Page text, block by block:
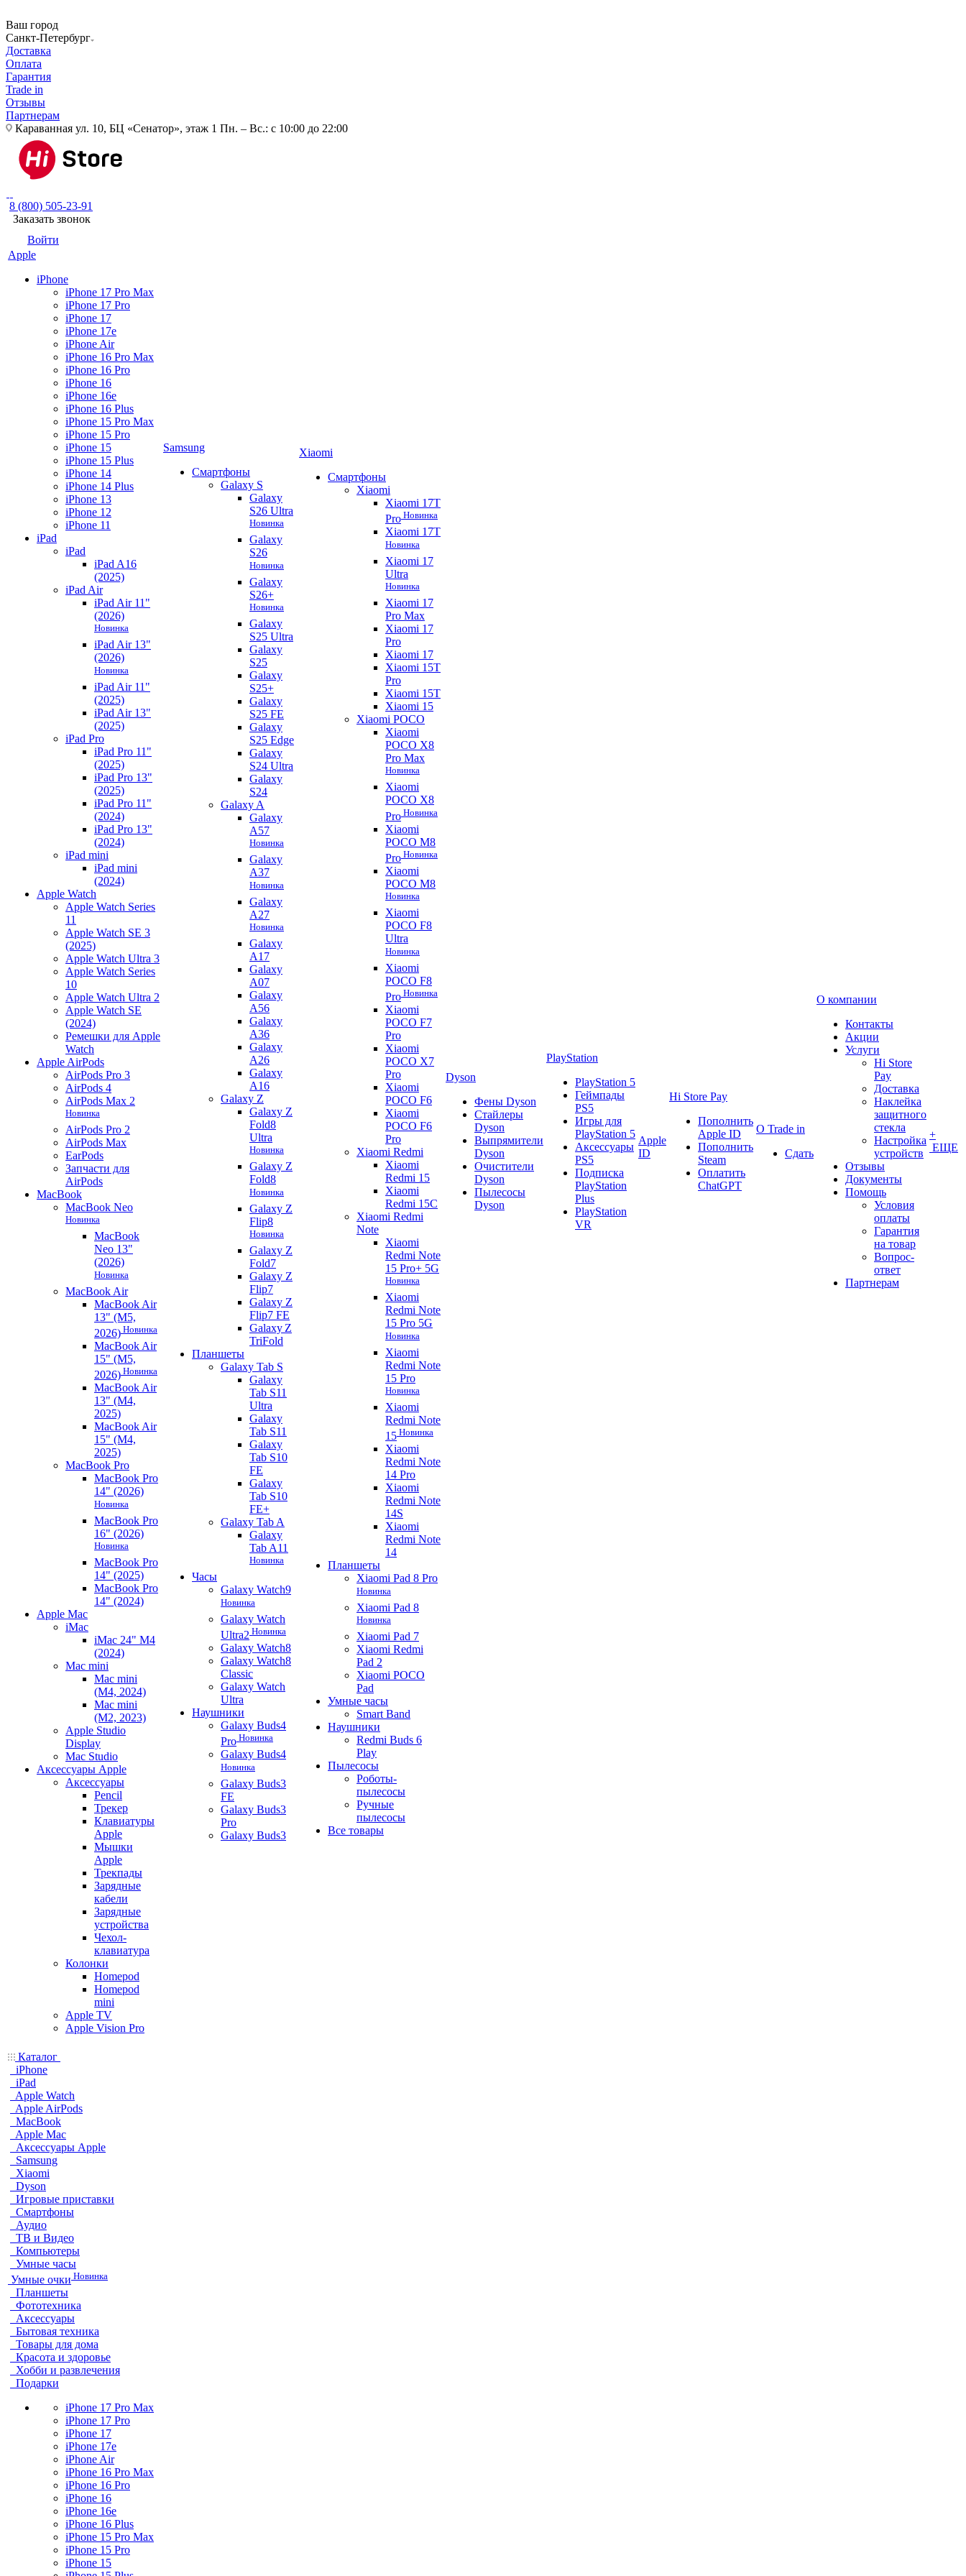
Ваш город
Санкт-Петербург
Доставка
Оплата
Гарантия
Trade in
Отзывы
Партнерам
Караванная ул. 10, БЦ «Сенатор», этаж 1 Пн. – Вс.: с 10:00 до 22:00
8 (800) 505-23-91
Заказать звонок
Войти
Apple
iPhone
iPhone 17 Pro Max
iPhone 17 Pro
iPhone 17
iPhone 17e
iPhone Air
iPhone 16 Pro Max
iPhone 16 Pro
iPhone 16
iPhone 16e
iPhone 16 Plus
iPhone 15 Pro Max
iPhone 15 Pro
iPhone 15
iPhone 15 Plus
iPhone 14
iPhone 14 Plus
iPhone 13
iPhone 12
iPhone 11
iPad
iPad
iPad A16
(2025)
iPad Air
iPad Air 11"
(2026)
Новинка
iPad Air 13"
(2026)
Новинка
iPad Air 11"
(2025)
iPad Air 13"
(2025)
iPad Pro
iPad Pro 11"
(2025)
iPad Pro 13"
(2025)
iPad Pro 11"
(2024)
iPad Pro 13"
(2024)
iPad mini
iPad mini
(2024)
Apple Watch
Apple Watch Series
11
Apple Watch SE 3
(2025)
Apple Watch Ultra 3
Apple Watch Series
10
Apple Watch Ultra 2
Apple Watch SE
(2024)
Ремешки для Apple
Watch
Apple AirPods
AirPods Pro 3
AirPods 4
AirPods Max 2
Новинка
AirPods Pro 2
AirPods Max
EarPods
Запчасти для
AirPods
MacBook
MacBook Neo
Новинка
MacBook
Neo 13"
(2026)
Новинка
MacBook Air
MacBook Air
13" (M5,
2026) Новинка
MacBook Air
15" (M5,
2026) Новинка
MacBook Air
13" (M4,
2025)
MacBook Air
15" (M4,
2025)
MacBook Pro
MacBook Pro
14" (2026)
Новинка
MacBook Pro
16" (2026)
Новинка
MacBook Pro
14" (2025)
MacBook Pro
14" (2024)
Apple Mac
iMac
iMac 24" M4
(2024)
Mac mini
Mac mini
(M4, 2024)
Mac mini
(M2, 2023)
Apple Studio
Display
Mac Studio
Аксессуары Apple
Аксессуары
Pencil
Трекер
Клавиатуры
Apple
Мышки
Apple
Трекпады
Зарядные
кабели
Зарядные
устройства
Чехол-
клавиатура
Колонки
Homepod
Homepod
mini
Apple TV
Apple Vision Pro
Samsung
Смартфоны
Galaxy S
Galaxy
S26 Ultra
Новинка
Galaxy
S26
Новинка
Galaxy
S26+
Новинка
Galaxy
S25 Ultra
Galaxy
S25
Galaxy
S25+
Galaxy
S25 FE
Galaxy
S25 Edge
Galaxy
S24 Ultra
Galaxy
S24
Galaxy A
Galaxy
A57
Новинка
Galaxy
A37
Новинка
Galaxy
A27
Новинка
Galaxy
A17
Galaxy
A07
Galaxy
A56
Galaxy
A36
Galaxy
A26
Galaxy
A16
Galaxy Z
Galaxy Z
Fold8
Ultra
Новинка
Galaxy Z
Fold8
Новинка
Galaxy Z
Flip8
Новинка
Galaxy Z
Fold7
Galaxy Z
Flip7
Galaxy Z
Flip7 FE
Galaxy Z
TriFold
Планшеты
Galaxy Tab S
Galaxy
Tab S11
Ultra
Galaxy
Tab S11
Galaxy
Tab S10
FE
Galaxy
Tab S10
FE+
Galaxy Tab A
Galaxy
Tab A11
Новинка
Часы
Galaxy Watch9
Новинка
Galaxy Watch
Ultra2 Новинка
Galaxy Watch8
Galaxy Watch8
Classic
Galaxy Watch
Ultra
Наушники
Galaxy Buds4
Pro Новинка
Galaxy Buds4
Новинка
Galaxy Buds3
FE
Galaxy Buds3
Pro
Galaxy Buds3
Xiaomi
Смартфоны
Xiaomi
Xiaomi 17T
Pro Новинка
Xiaomi 17T
Новинка
Xiaomi 17
Ultra
Новинка
Xiaomi 17
Pro Max
Xiaomi 17
Pro
Xiaomi 17
Xiaomi 15T
Pro
Xiaomi 15T
Xiaomi 15
Xiaomi POCO
Xiaomi
POCO X8
Pro Max
Новинка
Xiaomi
POCO X8
Pro Новинка
Xiaomi
POCO M8
Pro Новинка
Xiaomi
POCO M8
Новинка
Xiaomi
POCO F8
Ultra
Новинка
Xiaomi
POCO F8
Pro Новинка
Xiaomi
POCO F7
Pro
Xiaomi
POCO X7
Pro
Xiaomi
POCO F6
Xiaomi
POCO F6
Pro
Xiaomi Redmi
Xiaomi
Redmi 15
Xiaomi
Redmi 15C
Xiaomi Redmi
Note
Xiaomi
Redmi Note
15 Pro+ 5G
Новинка
Xiaomi
Redmi Note
15 Pro 5G
Новинка
Xiaomi
Redmi Note
15 Pro
Новинка
Xiaomi
Redmi Note
15 Новинка
Xiaomi
Redmi Note
14 Pro
Xiaomi
Redmi Note
14S
Xiaomi
Redmi Note
14
Планшеты
Xiaomi Pad 8 Pro
Новинка
Xiaomi Pad 8
Новинка
Xiaomi Pad 7
Xiaomi Redmi
Pad 2
Xiaomi POCO
Pad
Умные часы
Smart Band
Наушники
Redmi Buds 6
Play
Пылесосы
Роботы-
пылесосы
Ручные
пылесосы
Все товары
Dyson
Фены Dyson
Стайлеры
Dyson
Выпрямители
Dyson
Очистители
Dyson
Пылесосы
Dyson
PlayStation
PlayStation 5
Геймпады
PS5
Игры для
PlayStation 5
Аксессуары
PS5
Подписка
PlayStation
Plus
PlayStation
VR
Apple
ID
Hi Store Pay
Пополнить
Apple ID
Пополнить
Steam
Оплатить
ChatGPT
О Trade in
Сдать
О компании
Контакты
Акции
Услуги
Hi Store
Pay
Доставка
Наклейка
защитного
стекла
Настройка
устройств
Отзывы
Документы
Помощь
Условия
оплаты
Гарантия
на товар
Вопрос-
ответ
Партнерам
+
ЕЩЕ
Каталог
iPhone
iPad
Apple Watch
Apple AirPods
MacBook
Apple Mac
Аксессуары Apple
Samsung
Xiaomi
Dyson
Игровые приставки
Смартфоны
Аудио
ТВ и Видео
Компьютеры
Умные часы
Умные очки Новинка
Планшеты
Фототехника
Аксессуары
Бытовая техника
Товары для дома
Красота и здоровье
Хобби и развлечения
Подарки
iPhone 17 Pro Max
iPhone 17 Pro
iPhone 17
iPhone 17e
iPhone Air
iPhone 16 Pro Max
iPhone 16 Pro
iPhone 16
iPhone 16e
iPhone 16 Plus
iPhone 15 Pro Max
iPhone 15 Pro
iPhone 15